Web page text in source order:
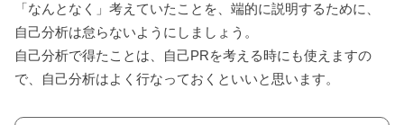
「なんとなく」考えていたことを、端的に説明するために、
自己分析は怠らないようにしましょう。
自己分析で得たことは、自己PRを考える時にも使えますの
で、自己分析はよく行なっておくといいと思います。